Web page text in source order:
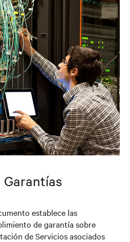
establece las
de garantía sobre
de Servicios asociados